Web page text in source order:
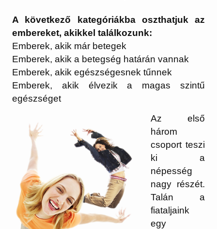
A következő kategóriákba oszthatjuk az
embereket, akikkel találkozunk:
Emberek, akik már betegek
Emberek, akik a betegség határán vannak
Emberek, akik egészségesnek tűnnek
Emberek, akik élvezik a magas szintű
egészséget
Az első
három
csoport teszi
ki a
népesség
nagy részét.
Talán a
fiataljaink
egy